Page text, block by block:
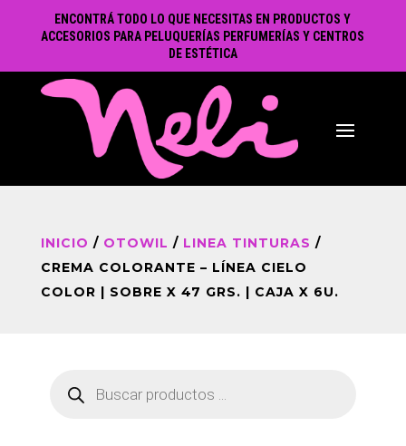
ENCONTRÁ TODO LO QUE NECESITAS EN PRODUCTOS Y
ACCESORIOS PARA PELUQUERÍAS PERFUMERÍAS Y CENTROS
DE ESTÉTICA
INICIO / OTOWIL / LINEA TINTURAS /
CREMA COLORANTE – LÍNEA CIELO
COLOR | SOBRE X 47 GRS. | CAJA X 6U.
productos